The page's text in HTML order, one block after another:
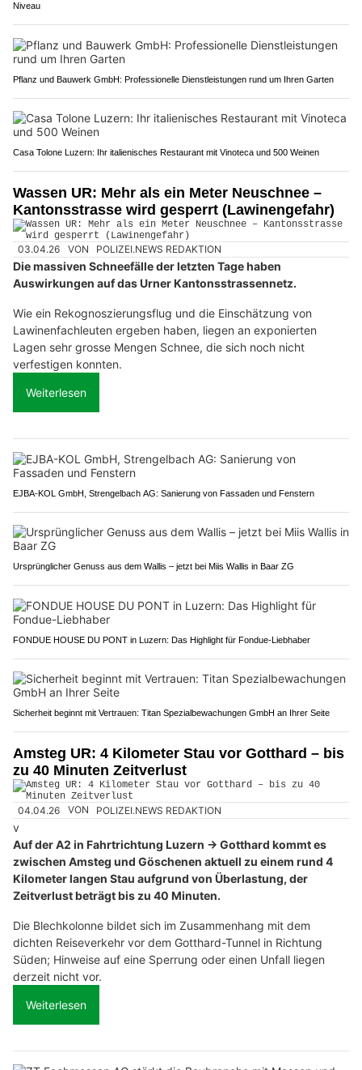
Niveau
Pflanz und Bauwerk GmbH: Professionelle Dienstleistungen rund um Ihren Garten
Casa Tolone Luzern: Ihr italienisches Restaurant mit Vinoteca und 500 Weinen
Wassen UR: Mehr als ein Meter Neuschnee –
Kantonsstrasse wird gesperrt (Lawinengefahr)
03.04.26 VON POLIZEI.NEWS REDAKTION
Die massiven Schneefälle der letzten Tage haben
Auswirkungen auf das Urner Kantonsstrassennetz.
Wie ein Rekognoszierungsflug und die Einschätzung von
Lawinenfachleuten ergeben haben, liegen an exponierten
Lagen sehr grosse Mengen Schnee, die sich noch nicht
verfestigen konnten.
Weiterlesen
EJBA-KOL GmbH, Strengelbach AG: Sanierung von Fassaden und Fenstern
Ursprünglicher Genuss aus dem Wallis – jetzt bei Miis Wallis in Baar ZG
FONDUE HOUSE DU PONT in Luzern: Das Highlight für Fondue-Liebhaber
Sicherheit beginnt mit Vertrauen: Titan Spezialbewachungen GmbH an Ihrer Seite
Amsteg UR: 4 Kilometer Stau vor Gotthard – bis
zu 40 Minuten Zeitverlust
04.04.26 VON POLIZEI.NEWS REDAKTION
v
Auf der A2 in Fahrtrichtung Luzern → Gotthard kommt es
zwischen Amsteg und Göschenen aktuell zu einem rund 4
Kilometer langen Stau aufgrund von Überlastung, der
Zeitverlust beträgt bis zu 40 Minuten.
Die Blechkolonne bildet sich im Zusammenhang mit dem
dichten Reiseverkehr vor dem Gotthard-Tunnel in Richtung
Süden; Hinweise auf eine Sperrung oder einen Unfall liegen
derzeit nicht vor.
Weiterlesen